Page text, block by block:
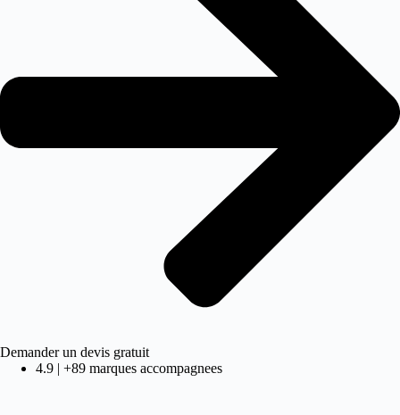
Demander un devis gratuit
4.9 | +89 marques accompagnees